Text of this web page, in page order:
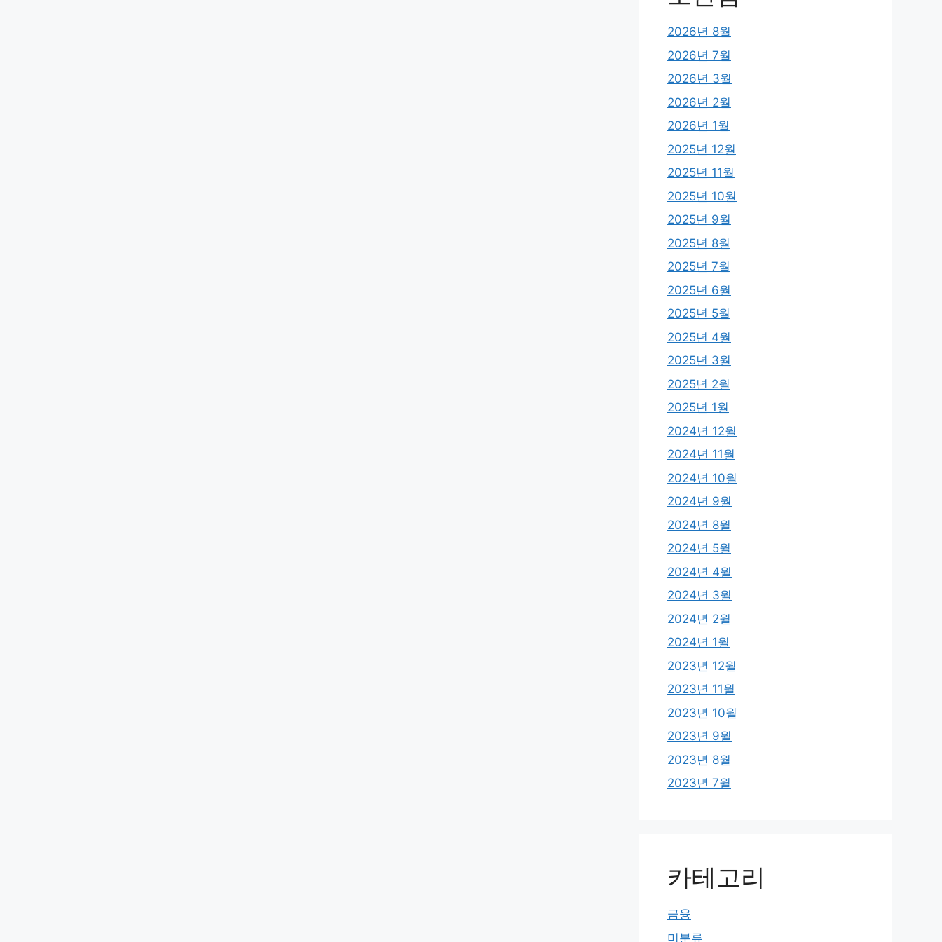
2026년 8월
2026년 7월
2026년 3월
2026년 2월
2026년 1월
2025년 12월
2025년 11월
2025년 10월
2025년 9월
2025년 8월
2025년 7월
2025년 6월
2025년 5월
2025년 4월
2025년 3월
2025년 2월
2025년 1월
2024년 12월
2024년 11월
2024년 10월
2024년 9월
2024년 8월
2024년 5월
2024년 4월
2024년 3월
2024년 2월
2024년 1월
2023년 12월
2023년 11월
2023년 10월
2023년 9월
2023년 8월
2023년 7월
카테고리
금융
미분류